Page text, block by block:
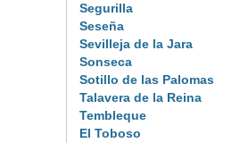
Segurilla
Seseña
Sevilleja de la Jara
Sonseca
Sotillo de las Palomas
Talavera de la Reina
Tembleque
El Toboso